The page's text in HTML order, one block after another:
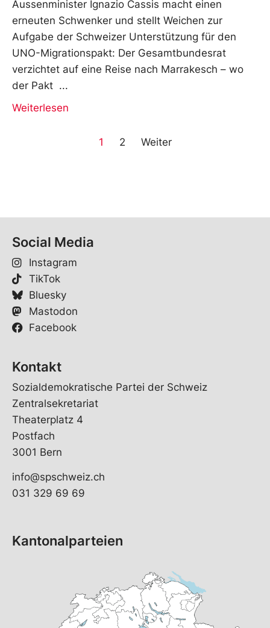
Aussenminister Ignazio Cassis macht einen
erneuten Schwenker und stellt Weichen zur
Aufgabe der Schweizer Unterstützung für den
UNO-Migrationspakt: Der Gesamtbundesrat
verzichtet auf eine Reise nach Marrakesch – wo
der Pakt
Weiterlesen
1 2 Weiter
Social Media
Instagram
TikTok
Bluesky
Mastodon
Facebook
Kontakt
Sozialdemokratische Partei der Schweiz
Zentralsekretariat
Theaterplatz 4
Postfach
3001 Bern
info@spschweiz.ch
031 329 69 69
Kantonalparteien